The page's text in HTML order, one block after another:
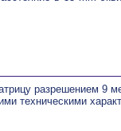
разрешением 9
техническими